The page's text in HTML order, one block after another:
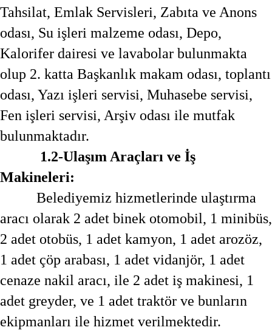
Tahsilat, Emlak Servisleri, Zabıta ve Anons
odası, Su işleri malzeme odası, Depo,
Kalorifer dairesi ve lavabolar bulunmakta
olup 2. katta Başkanlık makam odası, toplantı
odası, Yazı işleri servisi, Muhasebe servisi,
Fen işleri servisi, Arşiv odası ile mutfak
bulunmaktadır.
1.2-Ulaşım Araçları ve İş
Makineleri:
Belediyemiz hizmetlerinde ulaştırma
aracı olarak 2 adet binek otomobil, 1 minibüs,
2 adet otobüs, 1 adet kamyon, 1 adet arozöz,
1 adet çöp arabası, 1 adet vidanjör, 1 adet
cenaze nakil aracı, ile 2 adet iş makinesi, 1
adet greyder, ve 1 adet traktör ve bunların
ekipmanları ile hizmet verilmektedir.